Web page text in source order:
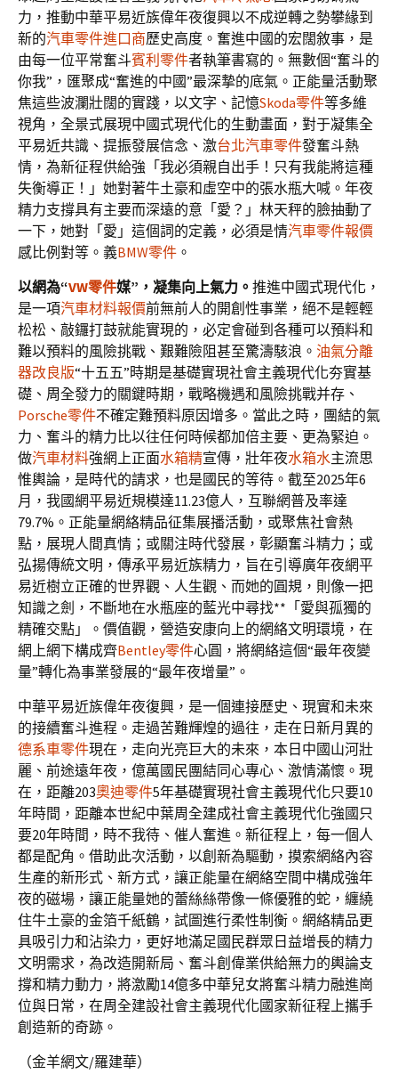
力，推動中華平易近族偉年夜復興以不成逆轉之勢攀緣到
新的汽車零件進口商歷史高度。奮進中國的宏闊敘事，是
由每一位平常奮斗賓利零件者執筆書寫的。無數個“奮斗的
你我”，匯聚成“奮進的中國”最深摯的底氣。正能量活動聚
焦這些波瀾壯闊的實踐，以文字、記憶Skoda零件等多維
視角，全景式展現中國式現代化的生動畫面，對于凝集全
平易近共識、提振發展信念、激台北汽車零件發奮斗熱
情，為新征程供給強「我必須親自出手！只有我能將這種
失衡導正！」她對著牛土豪和虛空中的張水瓶大喊。年夜
精力支撐具有主要而深遠的意「愛？」林天秤的臉抽動了
一下，她對「愛」這個詞的定義，必須是情汽車零件報價
感比例對等。義BMW零件 。
以網為“VW零件媒”，凝集向上氣力。 推進中國式現代化，
是一項汽車材料報價前無前人的開創性事業，絕不是輕輕
松松、敲鑼打鼓就能實現的，必定會碰到各種可以預料和
難以預料的風險挑戰、艱難險阻甚至驚濤駭浪。 油氣分離
器改良版“十五五”時期是基礎實現社會主義現代化夯實基
礎、周全發力的關鍵時期，戰略機遇和風險挑戰并存、
Porsche零件不確定難預料原因增多。當此之時，團結的氣
力、奮斗的精力比以往任何時候都加倍主要、更為緊迫。
做汽車材料強網上正面水箱精宣傳，壯年夜水箱水主流思
惟輿論，是時代的請求，也是國民的等待。截至2025年6
月，我國網平易近規模達11.23億人，互聯網普及率達
79.7%。正能量網絡精品征集展播活動，或聚焦社會熱
點，展現人間真情；或關注時代發展，彰顯奮斗精力；或
弘揚傳統文明，傳承平易近族精力，旨在引導廣年夜網平
易近樹立正確的世界觀、人生觀、而她的圓規，則像一把
知識之劍，不斷地在水瓶座的藍光中尋找**「愛與孤獨的
精確交點」。價值觀，營造安康向上的網絡文明環境，在
網上網下構成齊Bentley零件心圓，將網絡這個“最年夜變
量”轉化為事業發展的“最年夜增量”。
中華平易近族偉年夜復興，是一個連接歷史、現實和未來
的接續奮斗進程。走過苦難輝煌的過往，走在日新月異的
德系車零件現在，走向光亮巨大的未來，本日中國山河壯
麗、前途遠年夜，億萬國民團結同心專心、激情滿懷。現
在，距離203奧迪零件5年基礎實現社會主義現代化只要10
年時間，距離本世紀中葉周全建成社會主義現代化強國只
要20年時間，時不我待、催人奮進。新征程上，每一個人
都是配角。借助此次活動，以創新為驅動，摸索網絡內容
生產的新形式、新方式，讓正能量在網絡空間中構成強年
夜的磁場，讓正能量她的蕾絲絲帶像一條優雅的蛇，纏繞
住牛土豪的金箔千紙鶴，試圖進行柔性制衡。網絡精品更
具吸引力和沾染力，更好地滿足國民群眾日益增長的精力
文明需求，為改造開新局、奮斗創偉業供給無力的輿論支
撐和精力動力，將激勵14億多中華兒女將奮斗精力融進崗
位與日常，在周全建設社會主義現代化國家新征程上攜手
創造新的奇跡。
（金羊網文/羅建華）